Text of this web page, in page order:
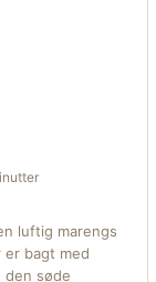
luftig marengs
er bagt med
den søde